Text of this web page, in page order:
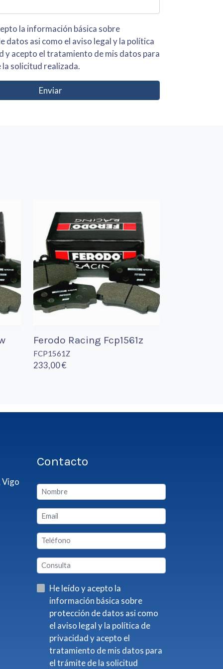
sobre
legal y la política
solicitud realizada.
Enviar
Ferodo Racing Fcp1561z
FCP1561Z
233,00 €
Vigo
Contacto
He leído y acepto la
información básica sobre
protección de datos asi como
el aviso legal y la política de
privacidad y acepto el
tratamiento de mis datos para
el trámite de la solicitud